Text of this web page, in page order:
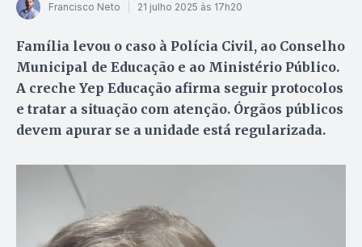
Francisco Neto 21 julho 2025 às 17h20
Família levou o caso à Polícia Civil, ao Conselho
Municipal de Educação e ao Ministério Público.
A creche Yep Educação afirma seguir protocolos
e tratar a situação com atenção. Órgãos públicos
devem apurar se a unidade está regularizada.